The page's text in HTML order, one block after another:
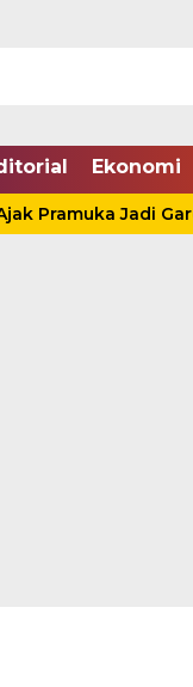
Ekonomi
Jadi Garda